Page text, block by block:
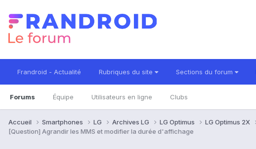
Frandroid - Actualité Rubriques du site Sections du forum
Forums Équipe Utilisateurs en ligne Clubs
Accueil Smartphones LG Archives LG LG Optimus LG Optimus 2X
[Question] Agrandir les MMS et modifier la durée d'affichage